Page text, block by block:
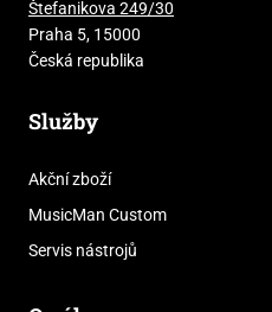
Štefanikova 249/30
Praha 5, 15000
Česká republika
Služby
Akční zboží
MusicMan Custom
Servis nástrojů